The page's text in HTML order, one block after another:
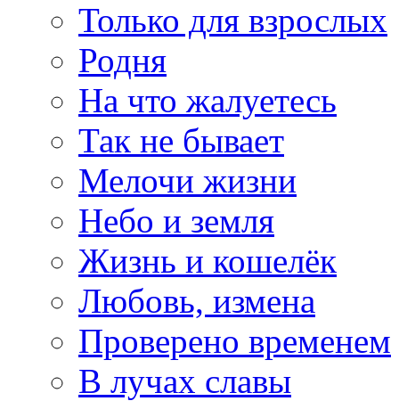
Только для взрослых
Родня
На что жалуетесь
Так не бывает
Мелочи жизни
Небо и земля
Жизнь и кошелёк
Любовь, измена
Проверено временем
В лучах славы